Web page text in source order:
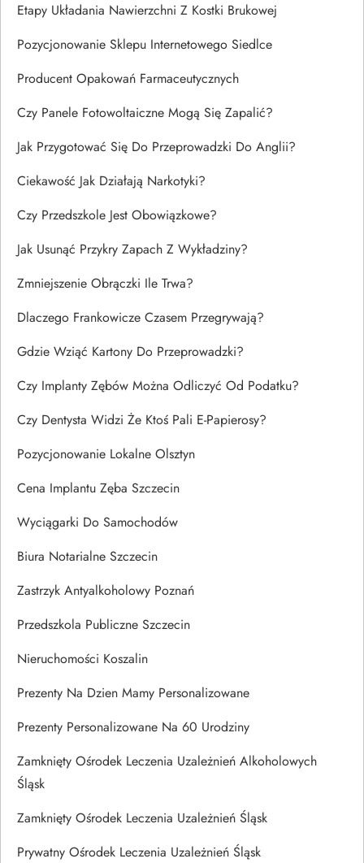
Etapy Układania Nawierzchni Z Kostki Brukowej
Pozycjonowanie Sklepu Internetowego Siedlce
Producent Opakowań Farmaceutycznych
Czy Panele Fotowoltaiczne Mogą Się Zapalić?
Jak Przygotować Się Do Przeprowadzki Do Anglii?
Ciekawość Jak Działają Narkotyki?
Czy Przedszkole Jest Obowiązkowe?
Jak Usunąć Przykry Zapach Z Wykładziny?
Zmniejszenie Obrączki Ile Trwa?
Dlaczego Frankowicze Czasem Przegrywają?
Gdzie Wziąć Kartony Do Przeprowadzki?
Czy Implanty Zębów Można Odliczyć Od Podatku?
Czy Dentysta Widzi Że Ktoś Pali E-Papierosy?
Pozycjonowanie Lokalne Olsztyn
Cena Implantu Zęba Szczecin
Wyciągarki Do Samochodów
Biura Notarialne Szczecin
Zastrzyk Antyalkoholowy Poznań
Przedszkola Publiczne Szczecin
Nieruchomości Koszalin
Prezenty Na Dzien Mamy Personalizowane
Prezenty Personalizowane Na 60 Urodziny
Zamknięty Ośrodek Leczenia Uzależnień Alkoholowych
Śląsk
Zamknięty Ośrodek Leczenia Uzależnień Śląsk
Prywatny Ośrodek Leczenia Uzależnień Śląsk